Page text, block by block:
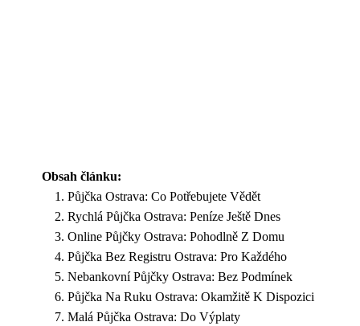
Obsah článku:
Půjčka Ostrava: Co Potřebujete Vědět
Rychlá Půjčka Ostrava: Peníze Ještě Dnes
Online Půjčky Ostrava: Pohodlně Z Domu
Půjčka Bez Registru Ostrava: Pro Každého
Nebankovní Půjčky Ostrava: Bez Podmínek
Půjčka Na Ruku Ostrava: Okamžitě K Dispozici
Malá Půjčka Ostrava: Do Výplaty